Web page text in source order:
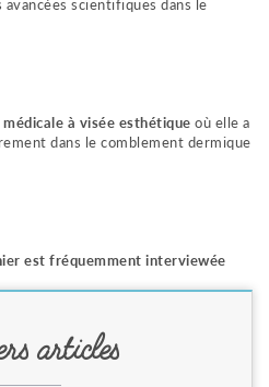
articles
scientifiques dans le
à visée esthétique où elle a
dans le comblement dermique
est fréquemment interviewée